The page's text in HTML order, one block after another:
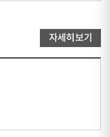
자세히보기